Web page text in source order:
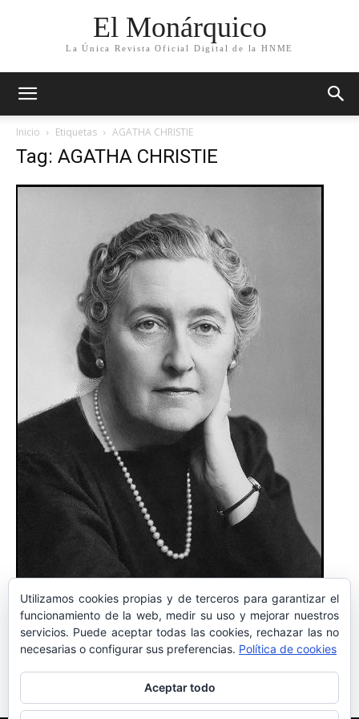
El Monárquico
La Única Revista Oficial Digital de la HNME
Inicio Etiquetas AGATHA CHRISTIE
Tag: AGATHA CHRISTIE
LIBROS RECOMENDADOS POR SOCIOS
AGATHA CHRISTIE, UNA VIDA DE NOVELA
Conde Bevilacqua - 29 de noviembre de 2023 0
Utilizamos cookies propias y de terceros para garantizar el
funcionamiento de la web, medir su uso y mejorar nuestros
servicios. Puede aceptar todas las cookies, rechazar las no
necesarias o configurar sus preferencias. Política de cookies
Aceptar todo